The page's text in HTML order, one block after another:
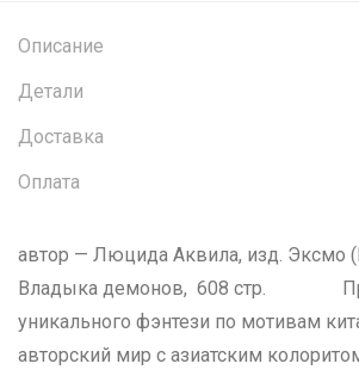
Описание
Детали
Доставка
Оплата
автор — Люцида Аквила, изд. Эксмо
Владыка демонов, 608 стр.
уникального фэнтези по мотивам
авторский мир с азиатским